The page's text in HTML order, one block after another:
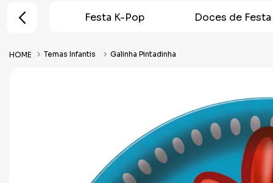
Aranha Festa K-Pop Doces de Festa
Temas Infantis Galinha Pintadinha